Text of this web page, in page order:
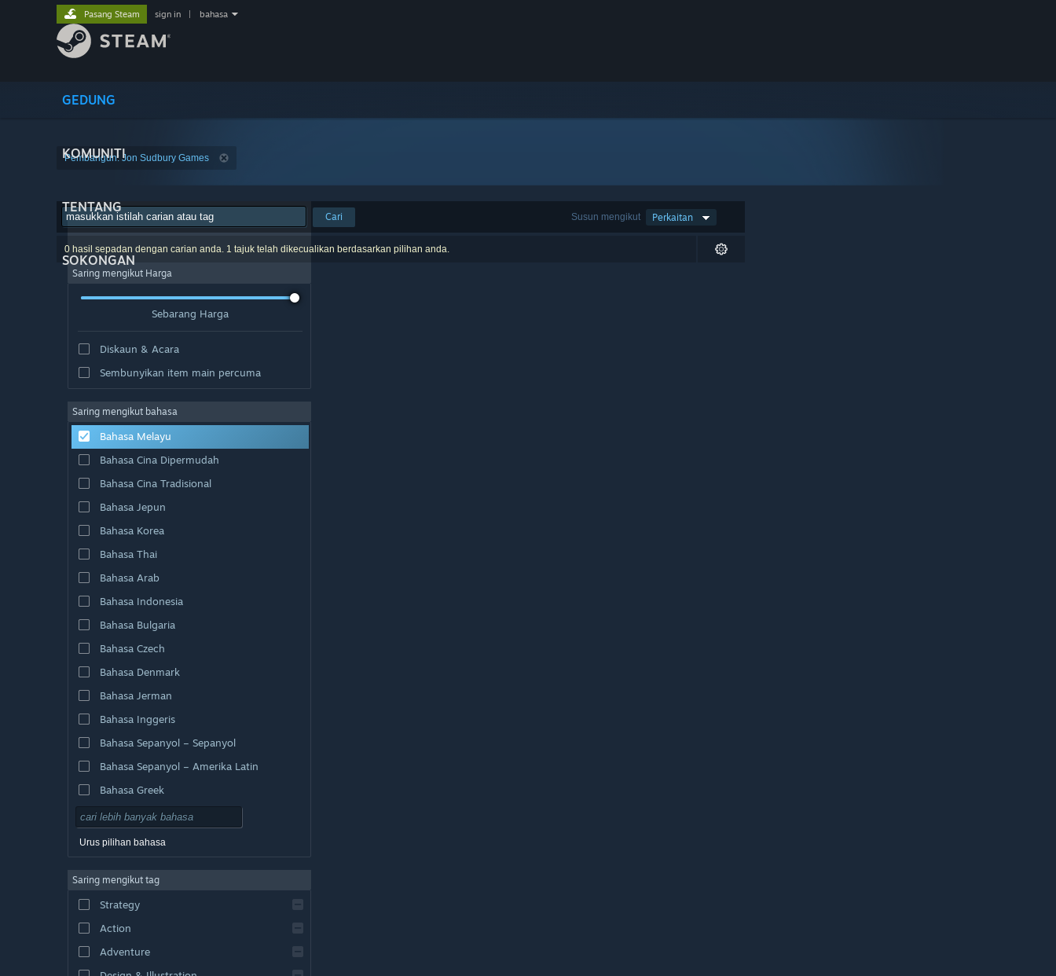
GEDUNG
KOMUNITI
TENTANG
SOKONGAN
Pasang Steam sign in bahasa
Pembangun: Jon Sudbury Games
Susun mengikut Perkaitan
Cari
0 hasil sepadan dengan carian anda. 1 tajuk telah dikecualikan berdasarkan pilihan anda.
Saring mengikut Harga
Sebarang Harga
Diskaun & Acara
Sembunyikan item main percuma
Saring mengikut bahasa
Bahasa Melayu
Bahasa Cina Dipermudah
Bahasa Cina Tradisional
Bahasa Jepun
Bahasa Korea
Bahasa Thai
Bahasa Arab
Bahasa Indonesia
Bahasa Bulgaria
Bahasa Czech
Bahasa Denmark
Bahasa Jerman
Bahasa Inggeris
Bahasa Sepanyol – Sepanyol
Bahasa Sepanyol – Amerika Latin
Bahasa Greek
Urus pilihan bahasa
Saring mengikut tag
Strategy
Action
Adventure